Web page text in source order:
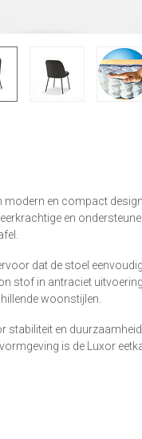
modern en compact
en
dat de stoel
stof in antraciet
woonstijlen.
stabiliteit en
is de Luxor